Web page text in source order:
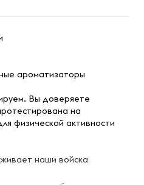
ароматизаторы
Вы доверяете
на
физической активности
наши войска